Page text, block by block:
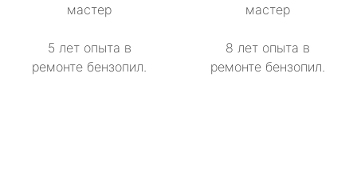
мастер
5 лет опыта в
ремонте бензопил.
мастер
8 лет опыта в
ремонте бензопил.